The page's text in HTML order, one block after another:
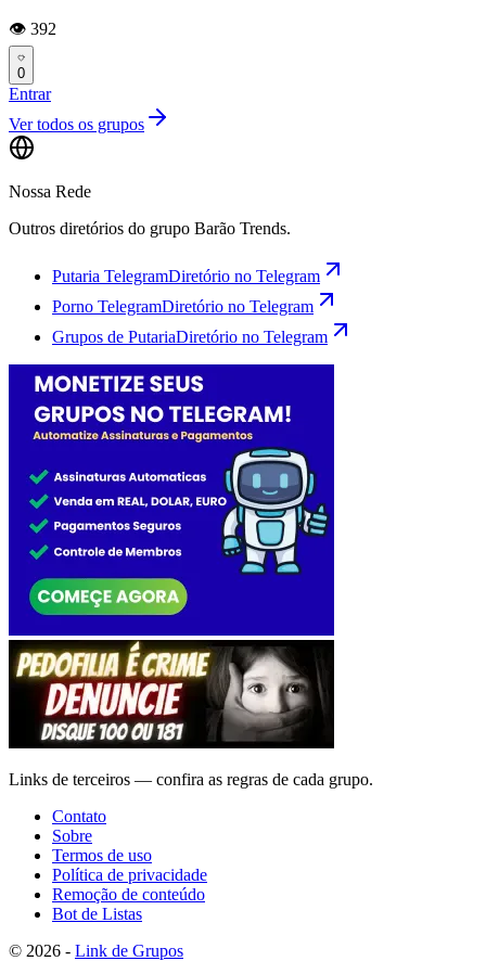
👁️ 392
0
Entrar
Ver todos os grupos
Nossa Rede
Outros diretórios do grupo Barão Trends.
Putaria TelegramDiretório no Telegram
Porno TelegramDiretório no Telegram
Grupos de PutariaDiretório no Telegram
Links de terceiros — confira as regras de cada grupo.
Contato
Sobre
Termos de uso
Política de privacidade
Remoção de conteúdo
Bot de Listas
© 2026 - Link de Grupos